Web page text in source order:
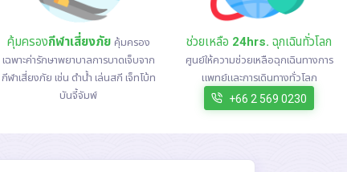
คุ้มครองกีฬาเสี่ยงภัย คุ้มครอง
เฉพาะค่ารักษาพยาบาลการบาดเจ็บจาก
กีฬาเสี่ยงภัย เช่น ดำน้ำ เล่นสกี เจ็ทโบ้ท
บันจี้จัมพ์
ช่วยเหลือ 24hrs. ฉุกเฉินทั่วโลก
ศูนย์ให้ความช่วยเหลือฉุกเฉินทางการ
แพทย์และการเดินทางทั่วโลก
+66 2 569 0230